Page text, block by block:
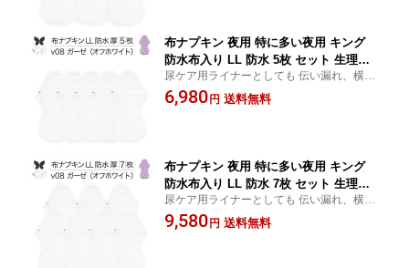
布ナプキン 夜用 特に多い夜用 キング
防水布入り LL 防水 5枚 セット 生理ナ
プキン 350 朝までブロック 超熟睡 中量
用 尿もれ用 尿もれ 尿漏れ 吸水パット
尿ケア用ライナーとしても 伝い漏れ、横漏
れしっかりガード 余裕のある長さを求める
方 出血量が特に多い時 軽量尿漏れ対策に
6,980 円 送料無料
布ナプキン 夜用 特に多い夜用 キング
防水布入り LL 防水 7枚 セット 生理ナ
プキン 350 朝までブロック 超熟睡 中量
用 尿もれ用 尿もれ 尿漏れ 吸水パット
尿ケア用ライナーとしても 伝い漏れ、横漏
れしっかりガード 余裕のある長さを求める
方 出血量が特に多い時 軽量尿漏れ対策に
9,580 円 送料無料